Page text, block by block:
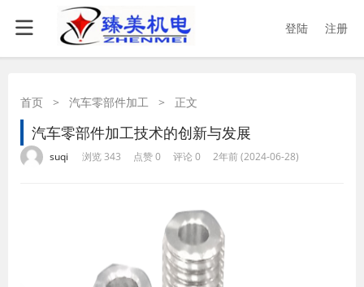
登陆 注册
首页 > 汽车零部件加工 > 正文
汽车零部件加工技术的创新与发展
suqi 浏览 343 点赞 0 评论 0 2年前 (2024-06-28)